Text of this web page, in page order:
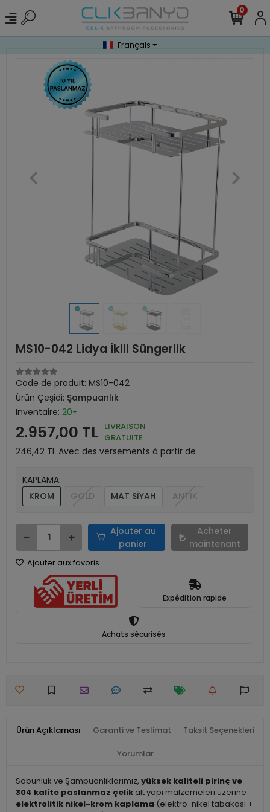
0
Français
MS10-042 Lidya İkili Süngerlik
Code de produit: MS10-042
Ürün Çeşidi: Şampuanlık
Inventaire: 20+
2.957,00 TL LIVRAISON
GRATUITE
246,42 TL Avec des versements à partir de
KAPLAMA:
KROM
GOLD MAT SİYAH ANTİK
Ajouter au
panier
Acheter
maintenant
Ajouter aux favoris
Expédition rapide
Achats sécurisés
Ürün Açıklaması Garanti ve Teslimat Taksit Seçenekleri
Yorumlar
Sabunluk ve Şampuanlıklarımız, yüksek kaliteli pirinç ve
304 kalite paslanmaz çelik alt yapı malzemeleri üzerine
elektrolitik nikel-krom kaplama (elektro-nikel tabakası +